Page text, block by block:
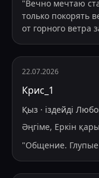
"Вечно мечтаю
только покорять
от горного ветра
22.07.2026
Крис_1
Қыз · іздейді
Әңгіме, Еркін
"Общение. Глупые